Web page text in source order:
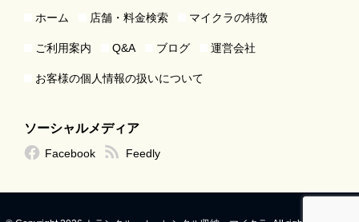
ホーム 店舗・料金検索 マイクラの特徴
ご利用案内 Q&A ブログ 運営会社
お客様の個人情報の扱いについて
ソーシャルメディア
Facebook Feedly